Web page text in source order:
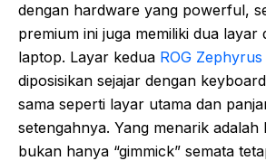
dengan hardware yang powerful,
premium ini juga memiliki dua layar
laptop. Layar kedua ROG
diposisikan sejajar dengan
sama seperti layar utama dan
setengahnya. Yang menarik
bukan hanya “gimmick” semata